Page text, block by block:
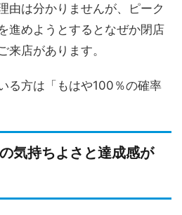
由は分かりませんが、ピーク
進めようとするとなぜか閉店
来店があります。
る方は「もはや100％の確率
気持ちよさと達成感が